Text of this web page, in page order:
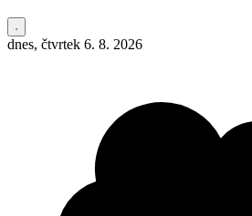
dnes, čtvrtek 6. 8. 2026